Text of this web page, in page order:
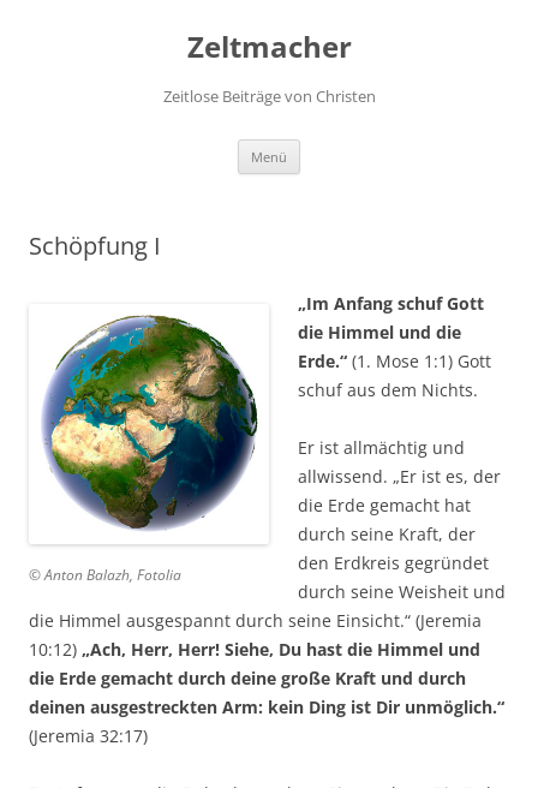
Zeltmacher
Zeitlose Beiträge von Christen
Menü
Schöpfung I
© Anton Balazh, Fotolia
„Im Anfang schuf Gott
die Himmel und die
Erde.“ (1. Mose 1:1) Gott
schuf aus dem Nichts.
Er ist allmächtig und
allwissend. „Er ist es, der
die Erde gemacht hat
durch seine Kraft, der
den Erdkreis gegründet
durch seine Weisheit und
die Himmel ausgespannt durch seine Einsicht.“ (Jeremia
10:12) „Ach, Herr, Herr! Siehe, Du hast die Himmel und
die Erde gemacht durch deine große Kraft und durch
deinen ausgestreckten Arm: kein Ding ist Dir unmöglich.“
(Jeremia 32:17)